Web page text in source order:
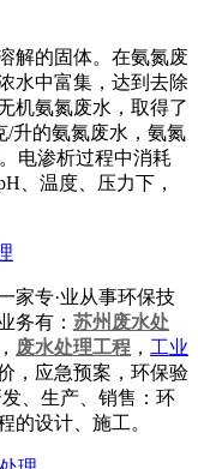
解的固体。在氨氮废
水中富集，达到去除
机氨氮废水，取得了
/升的氨氮废水，氨氮
电渗析过程中消耗
、温度、压力下，
家专·业从事环保技
务有： 苏州废水处
， 废水处理工程 ， 工业
，应急预案，环保验
、生产、销售：环
的设计、施工。